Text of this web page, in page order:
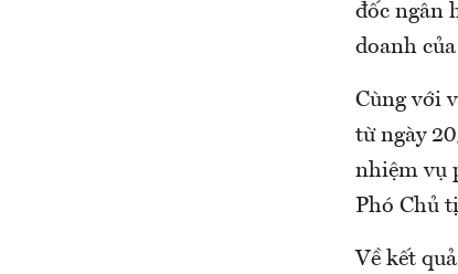
đốc ngân
doanh
Cùng với
từ ngày
nhiệm vụ
Phó Chủ
Về kết